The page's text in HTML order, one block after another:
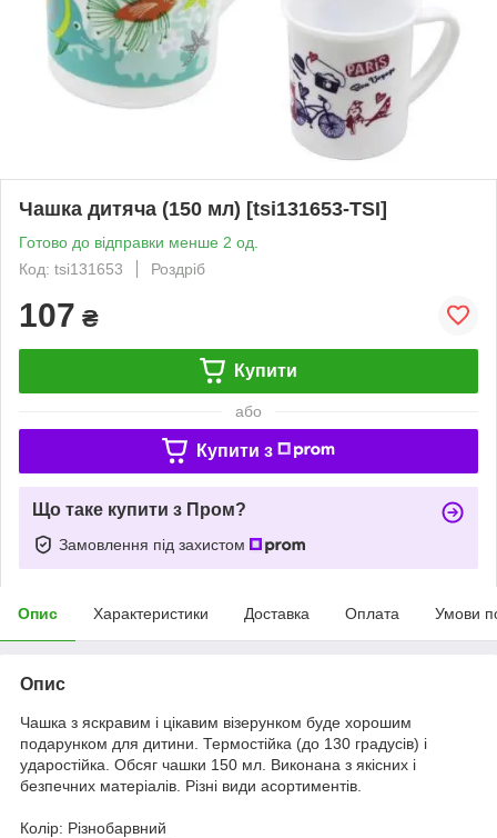
Чашка дитяча (150 мл) [tsi131653-TSI]
Готово до відправки менше 2 од.
Код: tsi131653
Роздріб
107 ₴
Купити
або
Купити з
Що таке купити з Пром?
Замовлення під захистом
Опис Характеристики Доставка Оплата Умови
Опис
Чашка з яскравим і цікавим візерунком буде хорошим
подарунком для дитини. Термостійка (до 130 градусів) і
ударостійка. Обсяг чашки 150 мл. Виконана з якісних і
безпечних матеріалів. Різні види асортиментів.
Колір: Різнобарвний